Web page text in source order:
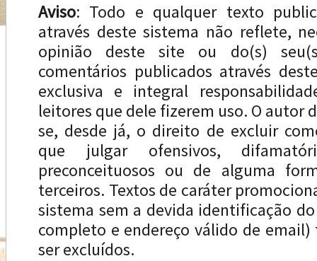
Aviso: Todo e qualquer texto
através deste sistema não reflete,
opinião deste site ou do(s)
comentários publicados através
exclusiva e integral
leitores que dele fizerem uso. O autor
se, desde já, o direito de excluir
que julgar ofensivos,
preconceituosos ou de alguma
terceiros. Textos de caráter
sistema sem a devida identificação
completo e endereço válido de
ser excluídos.